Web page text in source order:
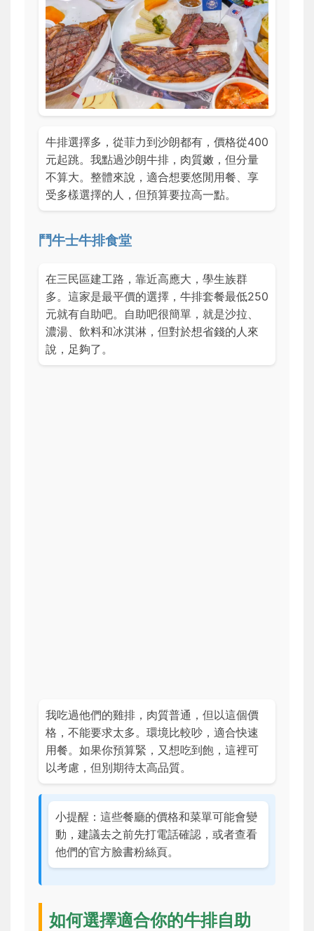
牛排選擇多，從菲力到沙朗都有，價格從400
元起跳。我點過沙朗牛排，肉質嫩，但分量
不算大。整體來說，適合想要悠閒用餐、享
受多樣選擇的人，但預算要拉高一點。
鬥牛士牛排食堂
在三民區建工路，靠近高應大，學生族群
多。這家是最平價的選擇，牛排套餐最低250
元就有自助吧。自助吧很簡單，就是沙拉、
濃湯、飲料和冰淇淋，但對於想省錢的人來
說，足夠了。
我吃過他們的雞排，肉質普通，但以這個價
格，不能要求太多。環境比較吵，適合快速
用餐。如果你預算緊，又想吃到飽，這裡可
以考慮，但別期待太高品質。
小提醒：這些餐廳的價格和菜單可能會變
動，建議去之前先打電話確認，或者查看
他們的官方臉書粉絲頁。
如何選擇適合你的牛排自助